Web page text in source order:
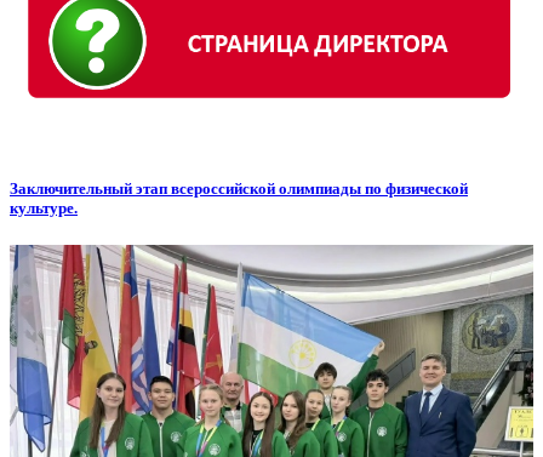
Заключительный этап всероссийской олимпиады по физической
культуре.